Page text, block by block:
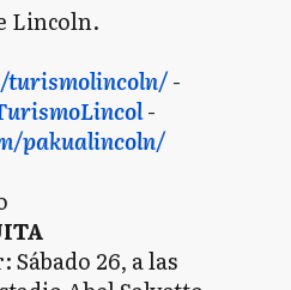
Lincoln.
turismolincoln/-
-
pakualincoln/
26, a las